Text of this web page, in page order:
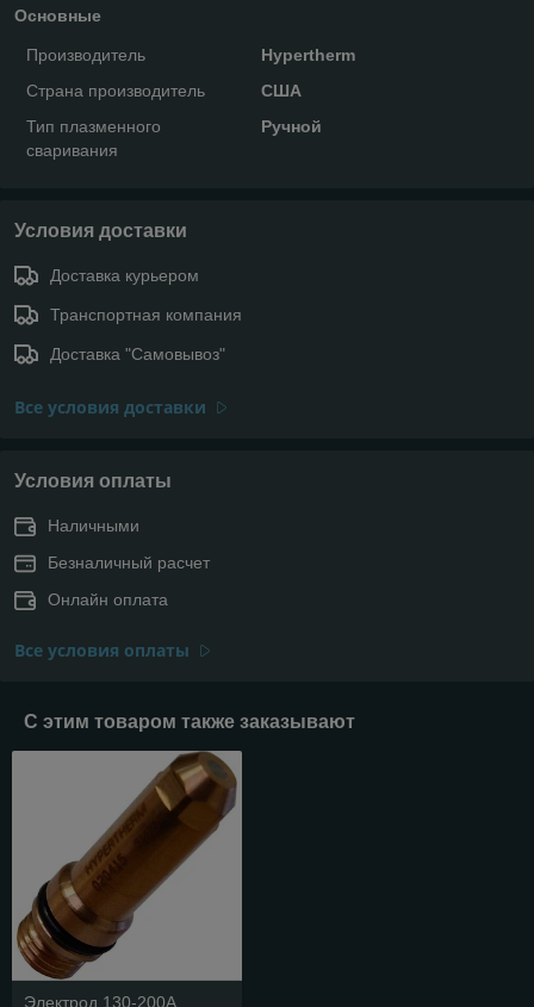
Основные
Производитель
Hypertherm
Страна производитель
США
Тип плазменного
сваривания
Ручной
Условия доставки
Доставка курьером
Транспортная компания
Доставка "Самовывоз"
Все условия доставки
Условия оплаты
Наличными
Безналичный расчет
Онлайн оплата
Все условия оплаты
С этим товаром также заказывают
Электрод 130-200А